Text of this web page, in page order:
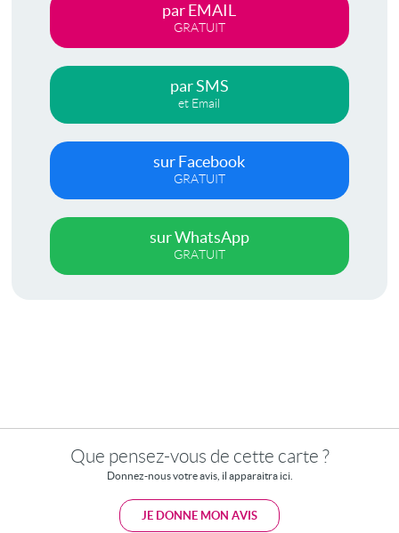
par EMAIL
GRATUIT
par SMS
et Email
sur Facebook
GRATUIT
sur WhatsApp
GRATUIT
Que pensez-vous de cette carte ?
Donnez-nous votre avis, il apparaitra ici.
JE DONNE MON AVIS